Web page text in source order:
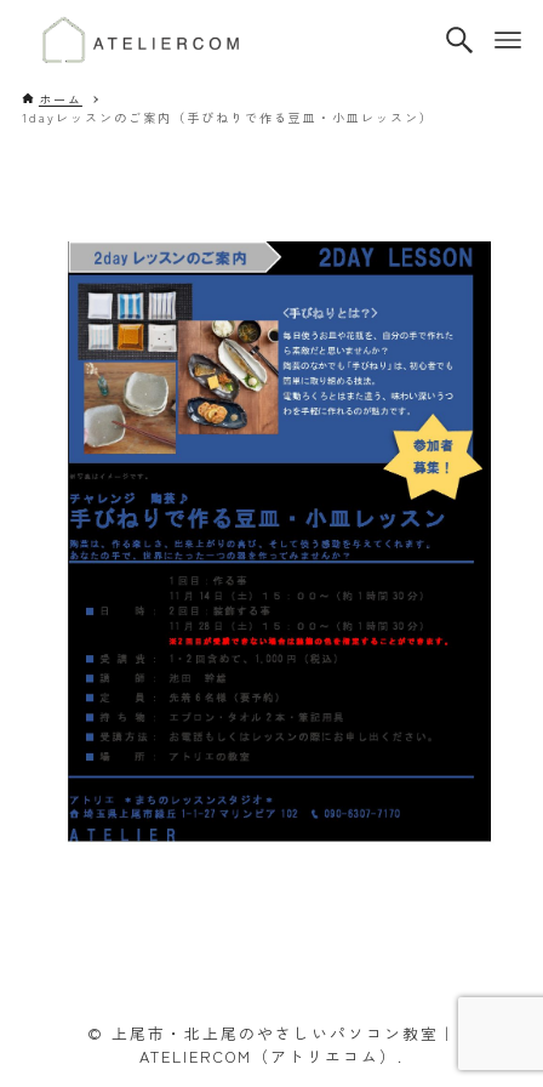
ホーム
1dayレッスンのご案内（手びねりで作る豆皿・小皿レッスン）
© 上尾市・北上尾のやさしいパソコン教室｜
ATELIERCOM（アトリエコム）.